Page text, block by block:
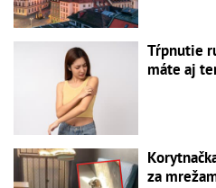
Tŕpnutie
máte aj
za